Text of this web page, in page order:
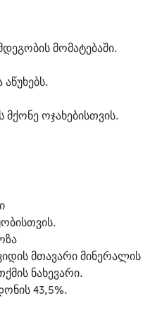
მომატებაში.
მქონე ოჯახებისთვის.
მთავარი მინერალის
ნახევარი.
43,5%.